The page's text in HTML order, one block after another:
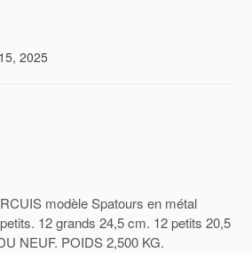
2025
modèle Spatours en métal
12 grands 24,5 cm. 12 petits 20,5
NEUF. POIDS 2,500 KG.